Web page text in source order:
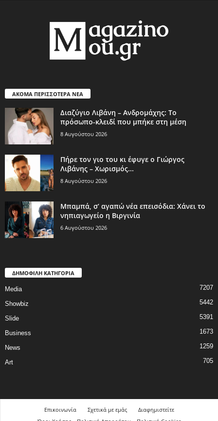
ΑΚΟΜΑ ΠΕΡΙΣΣΟΤΕΡΑ ΝΕΑ
Διαζύγιο Λιβάνη – Ανδρομάχης: Το
πρόσωπο-κλειδί που μπήκε στη μέση
8 Αυγούστου 2026
Πήρε τον γιο του κι έφυγε ο Γιώργος
Λιβάνης – Χωρισμός...
8 Αυγούστου 2026
Μπαμπά, σ’ αγαπώ νέα επεισόδια: Χάνει το
νηπιαγωγείο η Βιργινία
6 Αυγούστου 2026
ΔΗΜΟΦΙΛΗ ΚΑΤΗΓΟΡΙΑ
Media 7207
Showbiz 5442
Slide 5391
Business 1673
News 1259
Art 705
Επικοινωνία Σχετικά με εμάς
Διαφημιστείτε